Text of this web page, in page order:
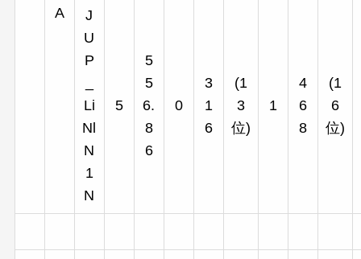
A
J
U
P
Li
Nl
N
1
N
5
5
5
6.
8
6
0
3
1
6
(1
3
位)
1
4
6
8
(1
6
位)